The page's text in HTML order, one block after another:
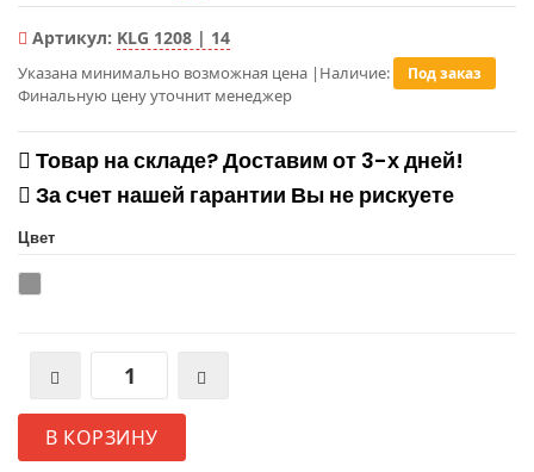
Артикул: KLG 1208 | 14
Указана минимально возможная цена |
Финальную цену уточнит менеджер
Наличие: Под заказ
Товар на складе? Доставим от 3-х дней!
За счет нашей гарантии Вы не рискуете
Цвет
В КОРЗИНУ